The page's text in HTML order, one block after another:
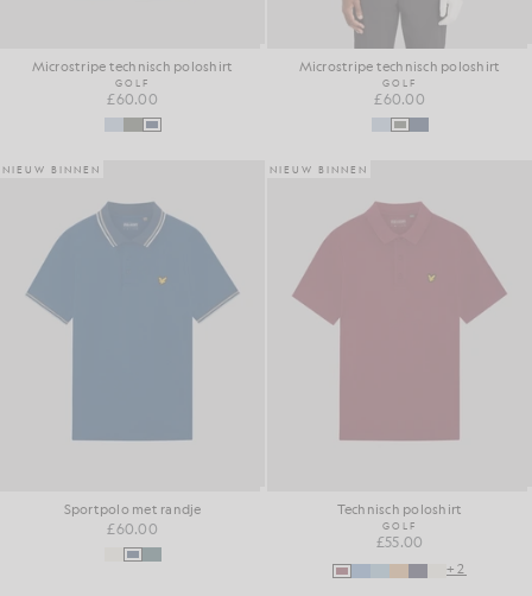
Microstripe technisch poloshirt
GOLF
£60.00
Microstripe technisch poloshirt
GOLF
£60.00
NIEUW BINNEN
Sportpolo met randje
£60.00
NIEUW BINNEN
Technisch poloshirt
GOLF
£55.00
+2